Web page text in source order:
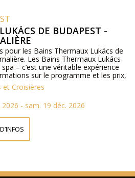
DE BUDAPEST -
pour les Bains Thermaux Lukács de
Les Bains Thermaux Lukács
– c’est une véritable expérience
sur le programme et les prix,
ou nous contacter par téléphone.
et Croisières
- sam. 19 déc. 2026